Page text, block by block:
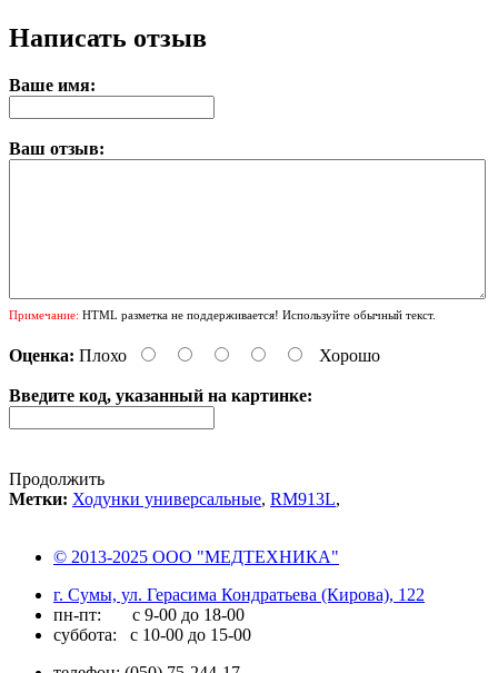
Написать отзыв
Ваше имя:
Ваш отзыв:
Примечание: HTML разметка не поддерживается! Используйте обычный текст.
Оценка: Плохо Хорошо
Введите код, указанный на картинке:
Продолжить
Метки: Ходунки универсальные, RM913L,
© 2013-2025 ООО "МЕДТЕХНИКА"
г. Сумы, ул. Герасима Кондратьева (Кирова), 122
пн-пт: с 9-00 до 18-00
суббота: с 10-00 до 15-00